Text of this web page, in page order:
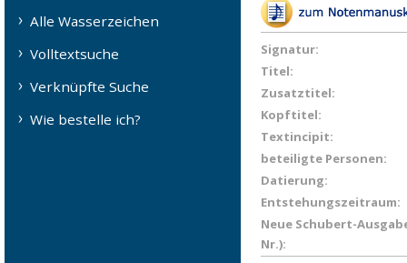
Alle Wasserzeichen
Volltextsuche
Verknüpfte Suche
Wie bestelle ich?
Signatur:
Titel:
Zusatztitel:
Kopftitel:
Textincipit:
beteiligte Personen:
Datierung:
Entstehungszeitraum:
Neue Schubert-
Nr.):